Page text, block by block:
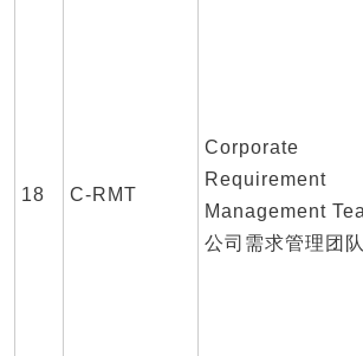
18 C-RMT
Corporate
Requirement
Management
公司需求管理团队